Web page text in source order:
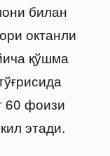
билан
октанли
қўшма
60 фоизи
этади.